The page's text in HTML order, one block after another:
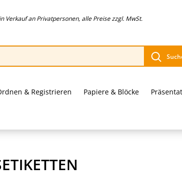
Verkauf an Privatpersonen, alle Preise zzgl. MwSt.
& Registrieren Papiere & Blöcke